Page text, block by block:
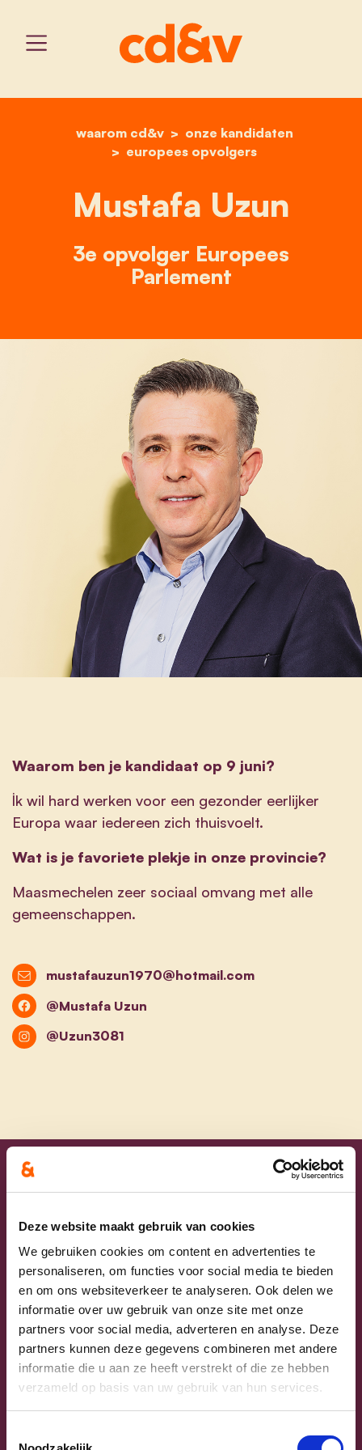
Deze website maakt gebruik van cookies
We gebruiken cookies om content en advertenties te
personaliseren, om functies voor social media te bieden
en om ons websiteverkeer te analyseren. Ook delen we
informatie over uw gebruik van onze site met onze
partners voor social media, adverteren en analyse. Deze
partners kunnen deze gegevens combineren met andere
informatie die u aan ze heeft verstrekt of die ze hebben
verzameld op basis van uw gebruik van hun services.
home
waarom cd&v
onze kandidaten
europees opvolgers
mustafa uzun
Mustafa Uzun
3e opvolger Europees
Parlement
Waarom ben je kandidaat op 9 juni?
İk wil hard werken voor een gezonder eerlijker
Europa waar iedereen zich thuisvoelt.
Wat is je favoriete plekje in onze provincie?
Maasmechelen zeer sociaal omvang met alle
gemeenschappen.
mustafauzun1970@hotmail.com
@Mustafa Uzun
@Uzun3081
Uw lijsttrekkers
Previous Next